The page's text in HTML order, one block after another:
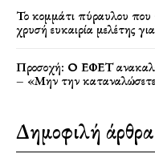
Το κομμάτι πύραυλου που
χρυσή ευκαιρία μελέτης
Προσοχή: Ο ΕΦΕΤ
– «Μην την
Δημοφιλή άρθρα